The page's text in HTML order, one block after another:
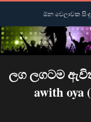
ලග ලගටම ඇවිත්
awith oya
ඕන වෙලාවක